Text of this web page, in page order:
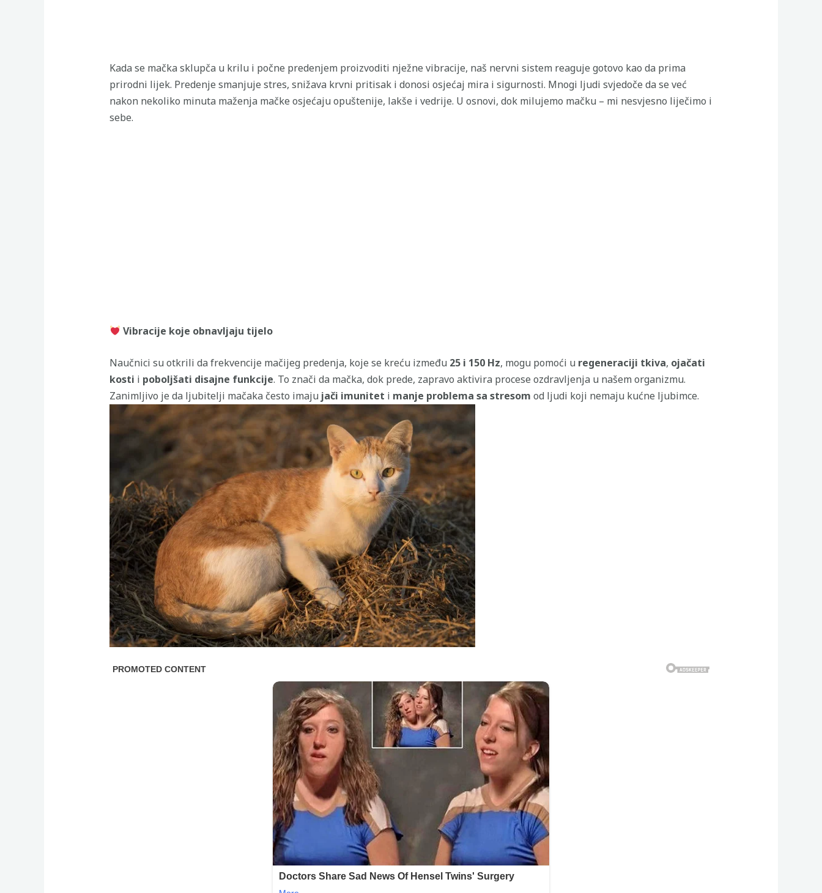
Kada se mačka sklupča u krilu i počne predenjem proizvoditi nježne vibracije, naš nervni sistem reaguje gotovo kao da prima
prirodni lijek. Predenje smanjuje stres, snižava krvni pritisak i donosi osjećaj mira i sigurnosti. Mnogi ljudi svjedoče da se već
nakon nekoliko minuta maženja mačke osjećaju opuštenije, lakše i vedrije. U osnovi, dok milujemo mačku – mi nesvjesno liječimo i
sebe.
Vibracije koje obnavljaju tijelo
Naučnici su otkrili da frekvencije mačijeg predenja, koje se kreću između 25 i 150 Hz, mogu pomoći u regeneraciji tkiva, ojačati
kosti i poboljšati disajne funkcije. To znači da mačka, dok prede, zapravo aktivira procese ozdravljenja u našem organizmu.
Zanimljivo je da ljubitelji mačaka često imaju jači imunitet i manje problema sa stresom od ljudi koji nemaju kućne ljubimce.